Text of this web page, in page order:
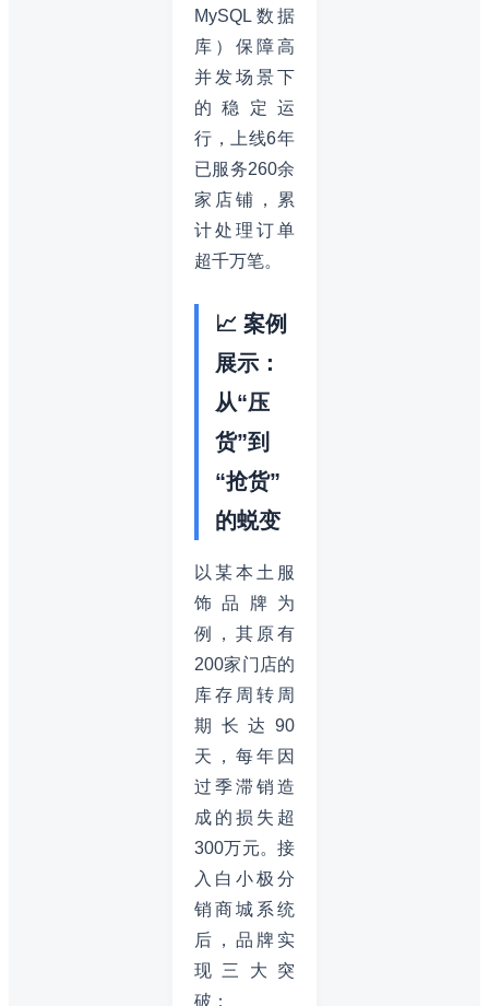
MySQL数据
库）保障高
并发场景下
的稳定运
行，上线6年
已服务260余
家店铺，累
计处理订单
超千万笔。
📈 案例
展示：
从“压
货”到
“抢货”
的蜕变
以某本土服
饰品牌为
例，其原有
200家门店的
库存周转周
期长达90
天，每年因
过季滞销造
成的损失超
300万元。接
入白小极分
销商城系统
后，品牌实
现三大突
破：